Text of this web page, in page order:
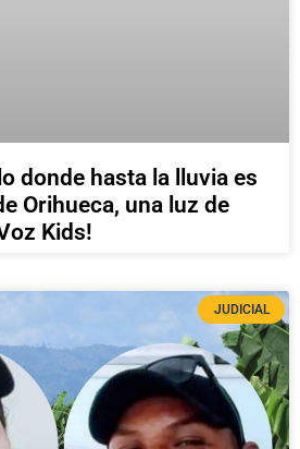
donde hasta la lluvia es
Orihueca, una luz de
Kids!
JUDICIAL